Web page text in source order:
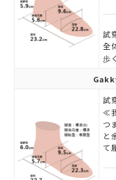
試
全
歩
試
≪
つ
と
て